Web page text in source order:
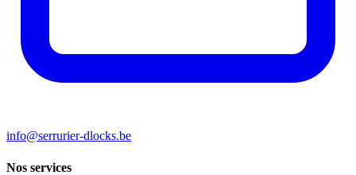
info@serrurier-dlocks.be
Nos services